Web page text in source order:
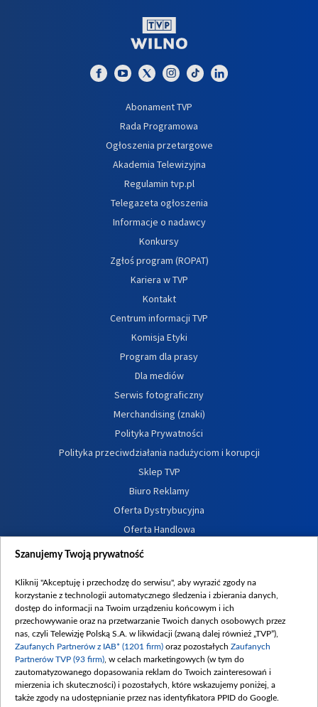
Abonament TVP
Rada Programowa
Ogłoszenia przetargowe
Akademia Telewizyjna
Regulamin tvp.pl
Telegazeta ogłoszenia
Informacje o nadawcy
Konkursy
Zgłoś program (ROPAT)
Kariera w TVP
Kontakt
Centrum informacji TVP
Komisja Etyki
Program dla prasy
Dla mediów
Serwis fotograficzny
Merchandising (znaki)
Polityka Prywatności
Polityka przeciwdziałania nadużyciom i korupcji
Sklep TVP
Biuro Reklamy
Oferta Dystrybucyjna
Oferta Handlowa
Dostępność
Procedura zgłoszeń wewnętrznych
Szanujemy Twoją prywatność
Kliknij "Akceptuję i przechodzę do serwisu", aby wyrazić zgody na
korzystanie z technologii automatycznego śledzenia i zbierania danych,
dostęp do informacji na Twoim urządzeniu końcowym i ich
przechowywanie oraz na przetwarzanie Twoich danych osobowych przez
nas, czyli Telewizję Polską S.A. w likwidacji (zwaną dalej również „TVP”),
Zaufanych Partnerów z IAB* (1201 firm) oraz pozostałych Zaufanych
Partnerów TVP (93 firm) , w celach marketingowych (w tym do
zautomatyzowanego dopasowania reklam do Twoich zainteresowań i
mierzenia ich skuteczności) i pozostałych, które wskazujemy poniżej, a
także zgody na udostępnianie przez nas identyfikatora PPID do Google.